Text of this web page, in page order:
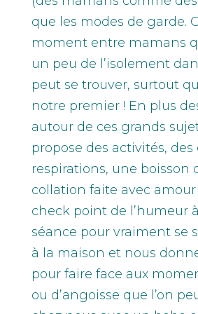
que les modes de garde.
moment entre mamans
un peu de l’isolement
peut se trouver, surtout
notre premier ! En plus
autour de ces grands
propose des activités, des
respirations, une boisson
collation faite avec amour
check point de l’humeur
séance pour vraiment se
à la maison et nous
pour faire face aux
ou d’angoisse que l’on